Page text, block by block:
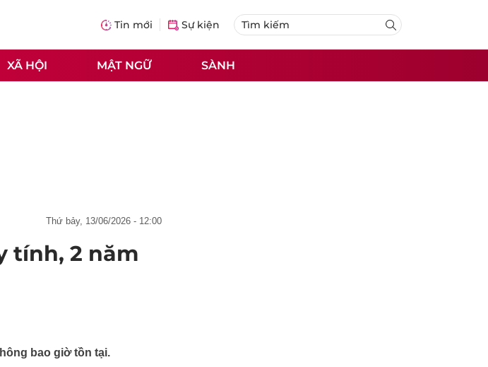
Tin mới Sự kiện
XÃ HỘI MẬT NGỮ SÀNH
thứ bảy, 13/06/2026 - 12:00
tính, 2 năm
bao giờ tồn tại.